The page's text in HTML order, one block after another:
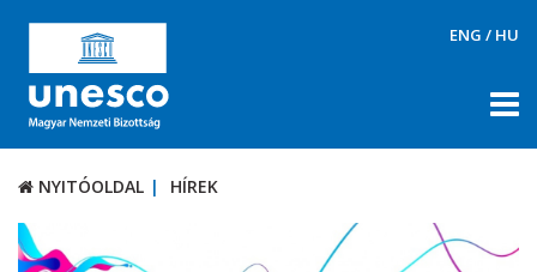
ENG / HU
NYITÓOLDAL HÍREK
RÓLUNK
NYITÓOLDAL HÍREK